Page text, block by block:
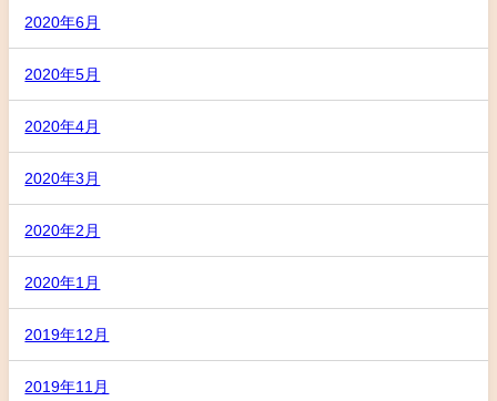
2020年6月
2020年5月
2020年4月
2020年3月
2020年2月
2020年1月
2019年12月
2019年11月